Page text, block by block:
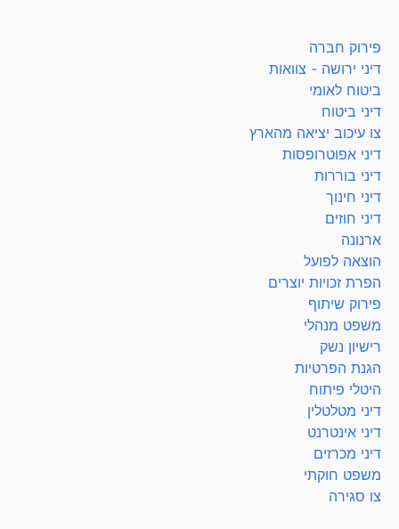
פירוק חברה
דיני ירושה - צוואות
ביטוח לאומי
דיני ביטוח
צו עיכוב יציאה מהארץ
דיני אפוטרופסות
דיני בוררות
דיני חינוך
דיני חוזים
ארנונה
הוצאה לפועל
הפרת זכויות יוצרים
פירוק שיתוף
משפט מנהלי
רישיון נשק
הגנת הפרטיות
היטלי פיתוח
דיני מטלטלין
דיני אינטרנט
דיני מכרזים
משפט חוקתי
צו סגירה